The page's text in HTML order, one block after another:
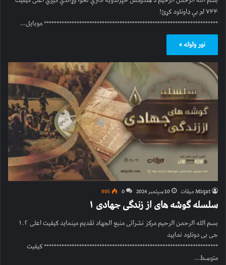
۷۴۴ ام بي ډاونلود کړئ!
********************************************************************* موبایل…
نور ولوله »
Miqat میقات 10 سپتمبر 2024 0
905
سلسله گوشه های از زندگی جهادی ۱
بسم الله الرحمن الرحیم مرکز نشراتی منبع الجهاد تقدیم مینماید کیفیت اعلی ۱.۲
جی بی دونلود نمایید
********************************************************************* کیفیت
متوسط…